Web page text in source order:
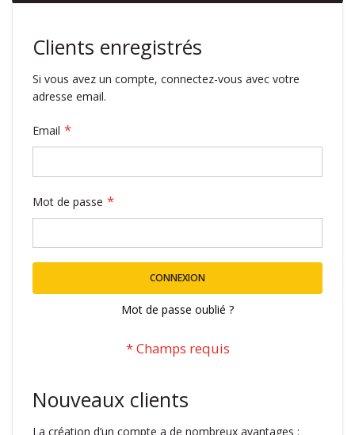
Clients enregistrés
Si vous avez un compte, connectez-vous avec votre
adresse email.
Email
Mot de passe
CONNEXION
Mot de passe oublié ?
Nouveaux clients
La création d’un compte a de nombreux avantages :